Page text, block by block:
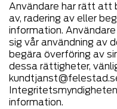
Användare har rätt att
av, radering av eller
information.
sig vår användning av
begära överföring av
dessa rättigheter,
information.